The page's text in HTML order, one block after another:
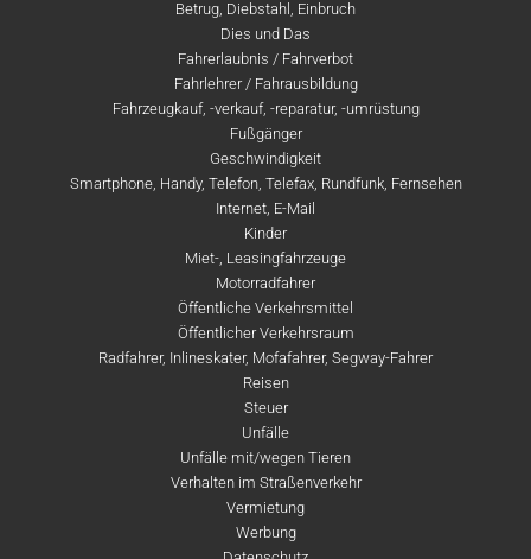
Betrug, Diebstahl, Einbruch
Dies und Das
Fahrerlaubnis / Fahrverbot
Fahrlehrer / Fahrausbildung
Fahrzeugkauf, -verkauf, -reparatur, -umrüstung
Fußgänger
Geschwindigkeit
Smartphone, Handy, Telefon, Telefax, Rundfunk, Fernsehen
Internet, E-Mail
Kinder
Miet-, Leasingfahrzeuge
Motorradfahrer
Öffentliche Verkehrsmittel
Öffentlicher Verkehrsraum
Radfahrer, Inlineskater, Mofafahrer, Segway-Fahrer
Reisen
Steuer
Unfälle
Unfälle mit/wegen Tieren
Verhalten im Straßenverkehr
Vermietung
Werbung